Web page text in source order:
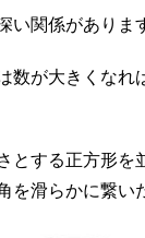
い関係がありま
数が大きくなれ
とする正方形を
滑らかに繋い